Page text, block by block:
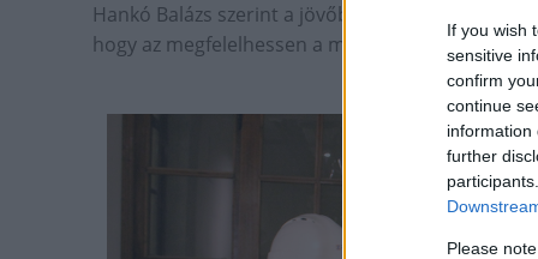
If you wish
sensitive
confirm
continue
information
further
Please
Hankó Balázs szerint a jövőben az egyetem
hogy az megfelelhessen a modernkori